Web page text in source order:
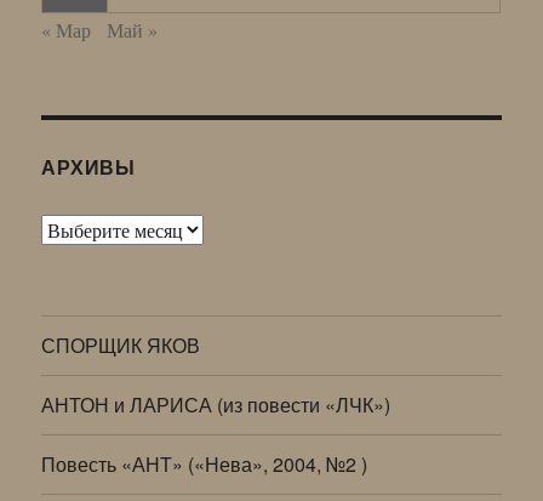
« Мар Май »
АРХИВЫ
Архивы
СПОРЩИК ЯКОВ
АНТОН и ЛАРИСА (из повести «ЛЧК»)
Повесть «АНТ» («Нева», 2004, №2 )